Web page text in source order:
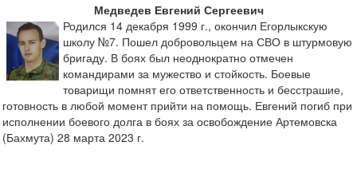
Медведев Евгений Сергеевич
Родился 14 декабря 1999 г., окончил Егорлыкскую
школу №7. Пошел добровольцем на СВО в штурмовую
бригаду. В боях был неоднократно отмечен
командирами за мужество и стойкость. Боевые
товарищи помнят его ответственность и бесстрашие,
готовность в любой момент прийти на помощь. Евгений погиб при
исполнении боевого долга в боях за освобождение Артемовска
(Бахмута) 28 марта 2023 г.